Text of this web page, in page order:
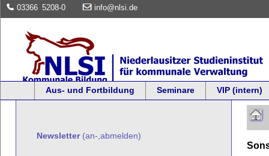
03366 5208-0 info@nlsi.de
Aus- und Fortbildung Seminare VIP (intern)
Newsletter(an-,abmelden)